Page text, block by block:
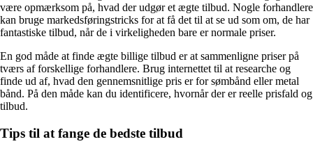
være opmærksom på, hvad der udgør et ægte tilbud. Nogle forhandlere
kan bruge markedsføringstricks for at få det til at se ud som om, de har
fantastiske tilbud, når de i virkeligheden bare er normale priser.
En god måde at finde ægte billige tilbud er at sammenligne priser på
tværs af forskellige forhandlere. Brug internettet til at researche og
finde ud af, hvad den gennemsnitlige pris er for sømbånd eller metal
bånd. På den måde kan du identificere, hvornår der er reelle prisfald og
tilbud.
Tips til at fange de bedste tilbud